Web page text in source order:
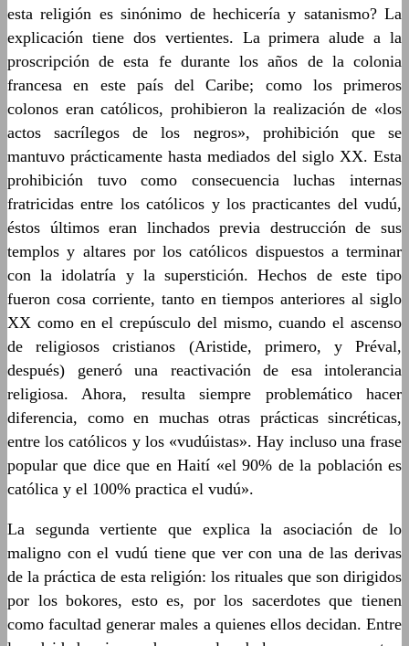
esta religión es sinónimo de hechicería y satanismo? La
explicación tiene dos vertientes. La primera alude a la
proscripción de esta fe durante los años de la colonia
francesa en este país del Caribe; como los primeros
colonos eran católicos, prohibieron la realización de «los
actos sacrílegos de los negros», prohibición que se
mantuvo prácticamente hasta mediados del siglo XX. Esta
prohibición tuvo como consecuencia luchas internas
fratricidas entre los católicos y los practicantes del vudú,
éstos últimos eran linchados previa destrucción de sus
templos y altares por los católicos dispuestos a terminar
con la idolatría y la superstición. Hechos de este tipo
fueron cosa corriente, tanto en tiempos anteriores al siglo
XX como en el crepúsculo del mismo, cuando el ascenso
de religiosos cristianos (Aristide, primero, y Préval,
después) generó una reactivación de esa intolerancia
religiosa. Ahora, resulta siempre problemático hacer
diferencia, como en muchas otras prácticas sincréticas,
entre los católicos y los «vudúistas». Hay incluso una frase
popular que dice que en Haití «el 90% de la población es
católica y el 100% practica el vudú».
La segunda vertiente que explica la asociación de lo
maligno con el vudú tiene que ver con una de las derivas
de la práctica de esta religión: los rituales que son dirigidos
por los bokores, esto es, por los sacerdotes que tienen
como facultad generar males a quienes ellos decidan. Entre